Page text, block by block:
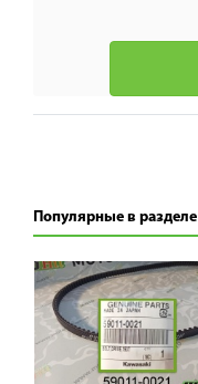
Популярные в разделе